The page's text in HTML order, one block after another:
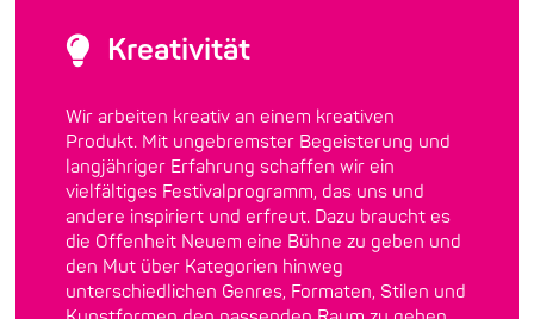
Kreativität
Wir arbeiten kreativ an einem kreativen
Produkt. Mit ungebremster Begeisterung und
langjähriger Erfahrung schaffen wir ein
vielfältiges Festivalprogramm, das uns und
andere inspiriert und erfreut. Dazu braucht es
die Offenheit Neuem eine Bühne zu geben und
den Mut über Kategorien hinweg
unterschiedlichen Genres, Formaten, Stilen und